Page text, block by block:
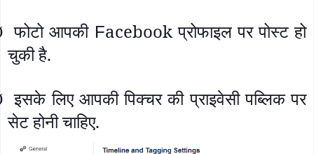
फोटो आपकी Facebook प्रोफाइल पर पोस्ट हो
चुकी है.
इसके लिए आपकी पिक्चर की प्राइवेसी पब्लिक पर
सेट होनी चाहिए.